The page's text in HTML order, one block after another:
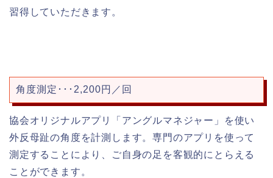
習得していただきます。
角度測定･･･2,200円／回
協会オリジナルアプリ「アングルマネジャー」を使い
外反母趾の角度を計測します。専門のアプリを使って
測定することにより、ご自身の足を客観的にとらえる
ことができます。